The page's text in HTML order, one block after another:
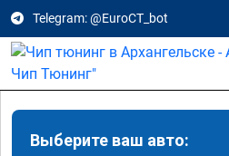
Telegram: @EuroCT_bot
Выберите ваш авто: